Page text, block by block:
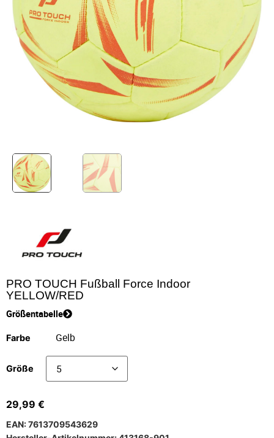
PRO TOUCH Fußball Force Indoor
YELLOW/RED
Größentabelle
Farbe
Größe
29,99 €
EAN: 7613709543629